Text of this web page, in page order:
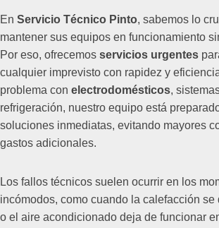
En Servicio Técnico Pinto, sabemos lo
mantener sus equipos en funcionamiento
Por eso, ofrecemos servicios urgentes
cualquier imprevisto con rapidez y
problema con electrodomésticos,
refrigeración, nuestro equipo está
soluciones inmediatas, evitando mayores
gastos adicionales.
Los fallos técnicos suelen ocurrir en los
incómodos, como cuando la calefacción
o el aire acondicionado deja de funcionar